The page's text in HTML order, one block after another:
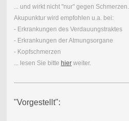
... und wirkt nicht "nur" gegen Schmerzen.
Akupunktur wird empfohlen u.a. bei:
- Erkrankungen des Verdauungstraktes
- Erkrankungen der Atmungsorgane
- Kopfschmerzen
... lesen Sie bitte hierweiter.
"Vorgestellt":